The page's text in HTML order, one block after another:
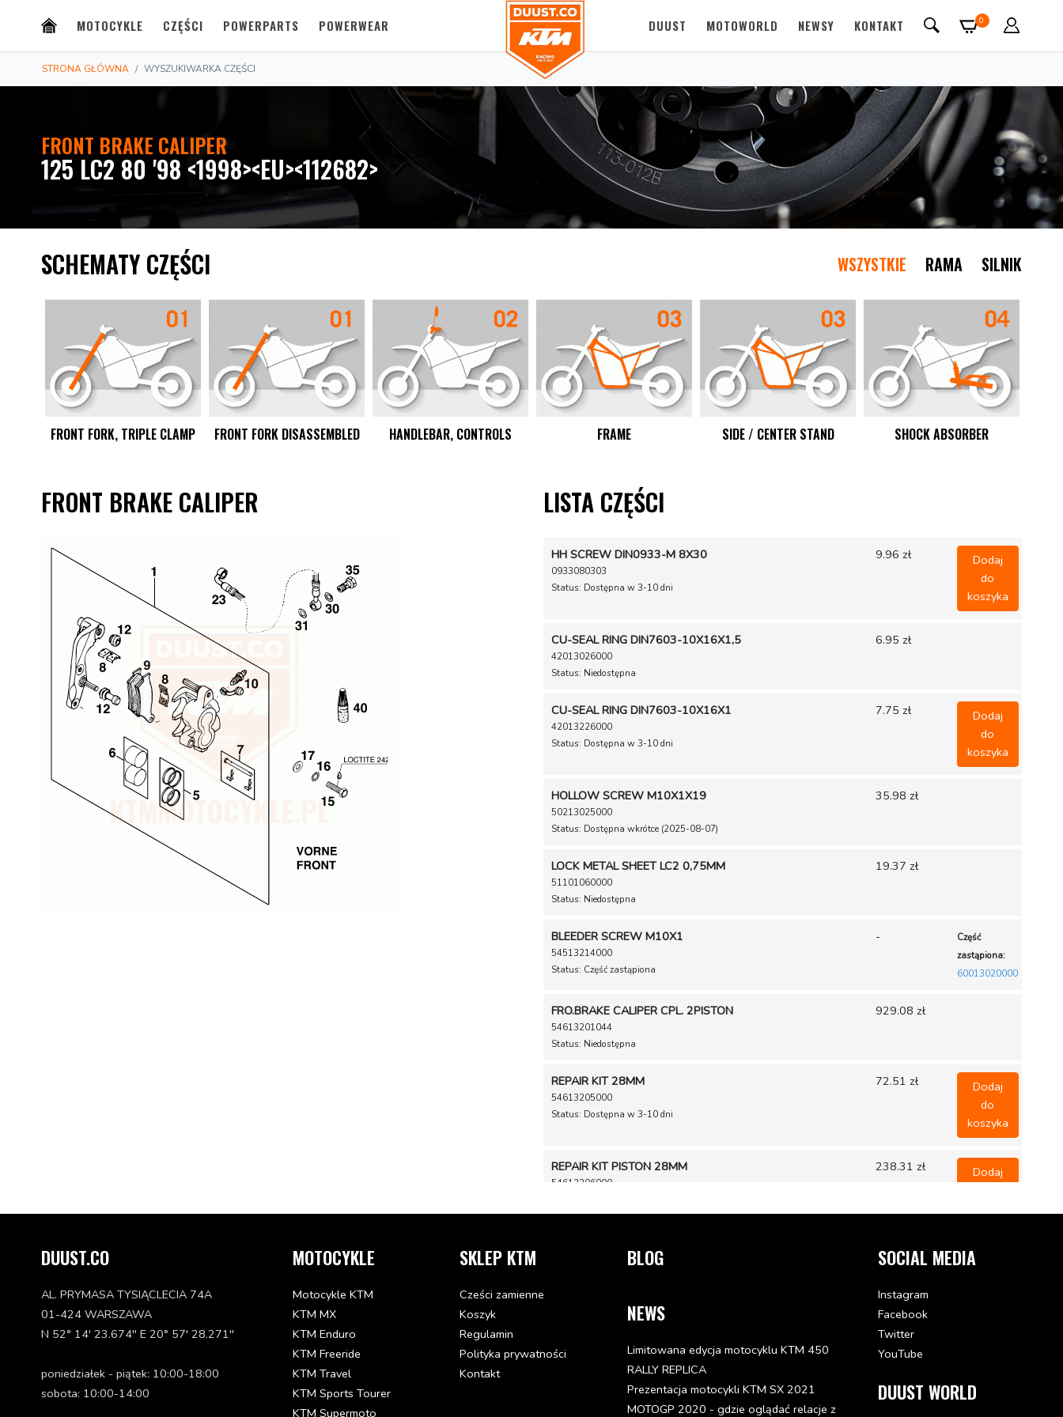
MOTOCYKLE CZĘŚCI POWERPARTS POWERWEAR DUUST MOTOWORLD NEWSY KONTAKT 0
STRONA GŁÓWNA WYSZUKIWARKA CZĘŚCI
FRONT BRAKE CALIPER
125 LC2 80 '98 <1998><EU><112682>
SCHEMATY CZĘŚCI WSZYSTKIE RAMA SILNIK
FRONT FORK, TRIPLE CLAMP FRONT FORK DISASSEMBLED HANDLEBAR, CONTROLS FRAME SIDE / CENTER STAND SHOCK ABSORBER
FRONT BRAKE CALIPER LISTA CZĘŚCI
HH SCREW DIN0933-M 8X30
0933080303
Status: Dostępna w 3-10 dni
9.96 zł
Dodaj
do
koszyka
CU-SEAL RING DIN7603-10X16X1,5
42013026000
Status: Niedostępna
6.95 zł
CU-SEAL RING DIN7603-10X16X1
42013226000
Status: Dostępna w 3-10 dni
7.75 zł
Dodaj
do
koszyka
HOLLOW SCREW M10X1X19
50213025000
Status: Dostępna wkrótce (2025-08-07)
35.98 zł
LOCK METAL SHEET LC2 0,75MM
51101060000
Status: Niedostępna
19.37 zł
BLEEDER SCREW M10X1
54513214000
Status: Część zastąpiona
-
Część
zastąpiona:
60013020000
FRO.BRAKE CALIPER CPL. 2PISTON
54613201044
Status: Niedostępna
929.08 zł
REPAIR KIT 28MM
54613205000
Status: Dostępna w 3-10 dni
72.51 zł
Dodaj
do
koszyka
REPAIR KIT PISTON 28MM
54613206000
238.31 zł
Dodaj
BRAKE PAD SET FR. FERODO ID450 -
Część
Status: Dostępna wkrótce (2025-08-07)
100.74 zł
RETAINING PLATE SET BREMBO 61.44 zł
DUUST.CO
AL. PRYMASA TYSIĄCLECIA 74A
01-424 WARSZAWA
N 52° 14' 23.674'' E 20° 57' 28.271''
poniedziałek - piątek: 10:00-18:00
sobota: 10:00-14:00
MOTOCYKLE
Motocykle KTM
KTM MX
KTM Enduro
KTM Freeride
KTM Travel
KTM Sports Tourer
KTM Supermoto
SKLEP KTM
Cześci zamienne
Koszyk
Regulamin
Polityka prywatności
Kontakt
BLOG
NEWS
Limitowana edycja motocyklu KTM 450
RALLY REPLICA
Prezentacja motocykli KTM SX 2021
MOTOGP 2020 - gdzie oglądać relacje z
SOCIAL MEDIA
Instagram
Facebook
Twitter
YouTube
DUUST WORLD